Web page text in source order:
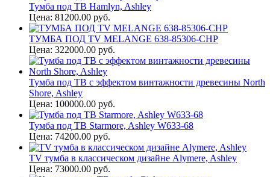
Тумба под ТВ Hamlyn, Ashley
Цена: 81200.00 руб.
ТУМБА ПОД TV MELANGE 638-85306-CHP
Цена: 322000.00 руб.
Тумба под ТВ с эффектом винтажности древесины North
Shore, Ashley
Цена: 100000.00 руб.
Тумба под ТВ Starmore, Ashley W633-68
Цена: 74200.00 руб.
TV тумба в классическом дизайне Alymere, Ashley
Цена: 73000.00 руб.